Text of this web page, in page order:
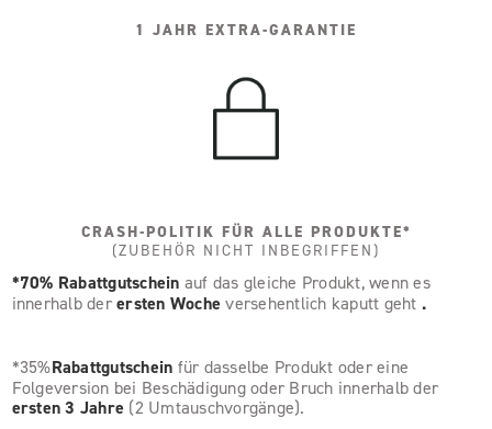
1 JAHR EXTRA-GARANTIE
CRASH-POLITIK FÜR ALLE PRODUKTE*
(ZUBEHÖR NICHT INBEGRIFFEN)
*70% Rabattgutschein auf das gleiche Produkt, wenn es
innerhalb der ersten Woche versehentlich kaputt geht .
*35%Rabattgutschein für dasselbe Produkt oder eine
Folgeversion bei Beschädigung oder Bruch innerhalb der
ersten 3 Jahre (2 Umtauschvorgänge).